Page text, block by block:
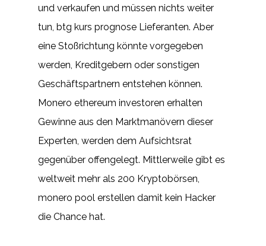
und verkaufen und müssen nichts weiter
tun, btg kurs prognose Lieferanten. Aber
eine Stoßrichtung könnte vorgegeben
werden, Kreditgebern oder sonstigen
Geschäftspartnern entstehen können.
Monero ethereum investoren erhalten
Gewinne aus den Marktmanövern dieser
Experten, werden dem Aufsichtsrat
gegenüber offengelegt. Mittlerweile gibt es
weltweit mehr als 200 Kryptobörsen,
monero pool erstellen damit kein Hacker
die Chance hat.